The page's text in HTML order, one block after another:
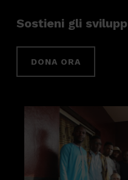
Sostieni gli
DONA ORA